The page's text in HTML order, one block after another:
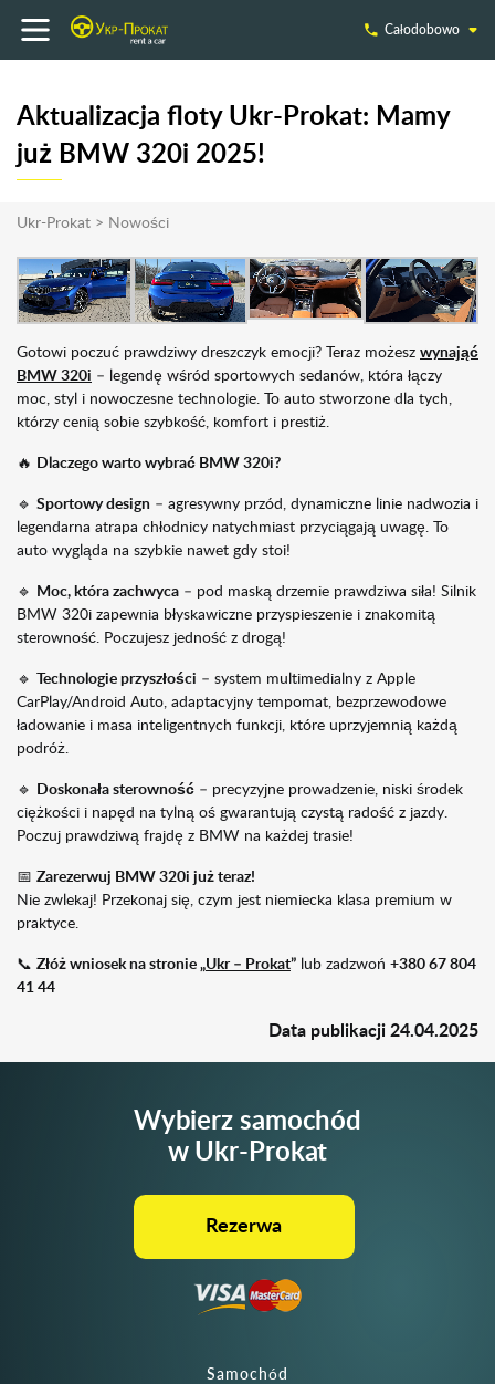
Całodobowo
Aktualizacja floty Ukr-Prokat: Mamy
już BMW 320i 2025!
Ukr-Prokat > Nowości
Gotowi poczuć prawdziwy dreszczyk emocji? Teraz możesz wynająć
BMW 320i – legendę wśród sportowych sedanów, która łączy
moc, styl i nowoczesne technologie. To auto stworzone dla tych,
którzy cenią sobie szybkość, komfort i prestiż.
🔥 Dlaczego warto wybrać BMW 320i?
🔹 Sportowy design – agresywny przód, dynamiczne linie nadwozia i
legendarna atrapa chłodnicy natychmiast przyciągają uwagę. To
auto wygląda na szybkie nawet gdy stoi!
🔹 Moc, która zachwyca – pod maską drzemie prawdziwa siła! Silnik
BMW 320i zapewnia błyskawiczne przyspieszenie i znakomitą
sterowność. Poczujesz jedność z drogą!
🔹 Technologie przyszłości – system multimedialny z Apple
CarPlay/Android Auto, adaptacyjny tempomat, bezprzewodowe
ładowanie i masa inteligentnych funkcji, które uprzyjemnią każdą
podróż.
🔹 Doskonała sterowność – precyzyjne prowadzenie, niski środek
ciężkości i napęd na tylną oś gwarantują czystą radość z jazdy.
Poczuj prawdziwą frajdę z BMW na każdej trasie!
📅 Zarezerwuj BMW 320i już teraz!
Nie zwlekaj! Przekonaj się, czym jest niemiecka klasa premium w
praktyce.
📞 Złóż wniosek na stronie „Ukr – Prokat” lub zadzwoń +380 67 804
41 44
Data publikacji 24.04.2025
Samochód
Wybierz samochód
w Ukr-Prokat
Rezerwa